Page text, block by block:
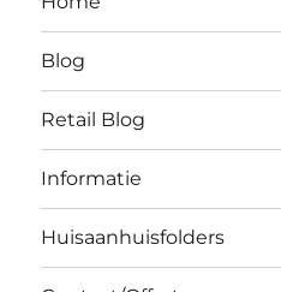
Blog
Retail Blog
Informatie
Huisaanhuisfolders